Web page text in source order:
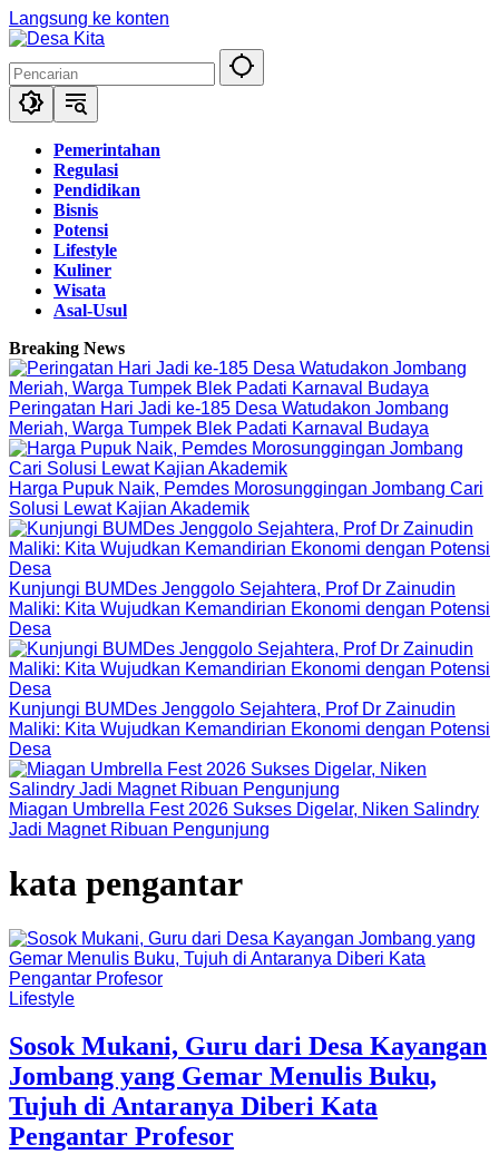
Langsung ke konten
Pemerintahan
Regulasi
Pendidikan
Bisnis
Potensi
Lifestyle
Kuliner
Wisata
Asal-Usul
Breaking News
Peringatan Hari Jadi ke-185 Desa Watudakon Jombang
Meriah, Warga Tumpek Blek Padati Karnaval Budaya
Harga Pupuk Naik, Pemdes Morosunggingan Jombang Cari
Solusi Lewat Kajian Akademik
Kunjungi BUMDes Jenggolo Sejahtera, Prof Dr Zainudin
Maliki: Kita Wujudkan Kemandirian Ekonomi dengan Potensi
Desa
Kunjungi BUMDes Jenggolo Sejahtera, Prof Dr Zainudin
Maliki: Kita Wujudkan Kemandirian Ekonomi dengan Potensi
Desa
Miagan Umbrella Fest 2026 Sukses Digelar, Niken Salindry
Jadi Magnet Ribuan Pengunjung
kata pengantar
Lifestyle
Sosok Mukani, Guru dari Desa Kayangan
Jombang yang Gemar Menulis Buku,
Tujuh di Antaranya Diberi Kata
Pengantar Profesor